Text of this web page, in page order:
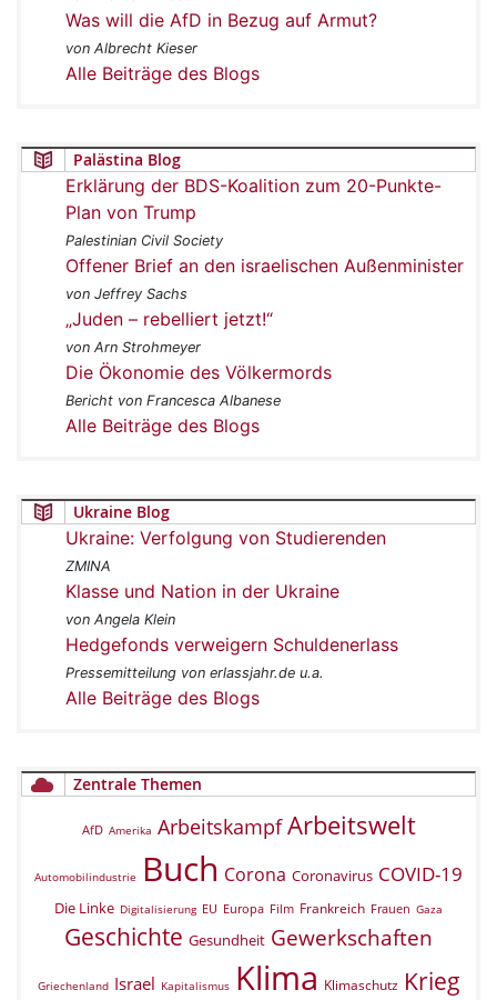
Was will die AfD in Bezug auf Armut?
von Albrecht Kieser
Alle Beiträge des Blogs
Palästina Blog
Erklärung der BDS-Koalition zum 20-Punkte-
Plan von Trump
Palestinian Civil Society
Offener Brief an den israelischen Außenminister
von Jeffrey Sachs
„Juden – rebelliert jetzt!“
von Arn Strohmeyer
Die Ökonomie des Völkermords
Bericht von Francesca Albanese
Alle Beiträge des Blogs
Ukraine Blog
Ukraine: Verfolgung von Studierenden
ZMINA
Klasse und Nation in der Ukraine
von Angela Klein
Hedgefonds verweigern Schuldenerlass
Pressemitteilung von erlassjahr.de u.a.
Alle Beiträge des Blogs
Zentrale Themen
AfD Amerika Arbeitskampf Arbeitswelt
Automobilindustrie Buch Corona Coronavirus COVID-19
Die Linke Digitalisierung EU Europa Film Frankreich Frauen Gaza
Geschichte Gesundheit Gewerkschaften
Griechenland Israel Kapitalismus Klima Klimaschutz Krieg